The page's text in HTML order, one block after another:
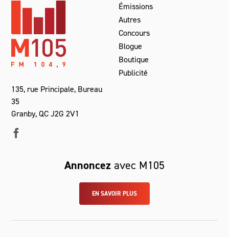
135, rue Principale, Bureau
35
Granby, QC J2G 2V1
Émissions
Autres
Concours
Blogue
Boutique
Publicité
Annoncez avec M105
EN SAVOIR PLUS